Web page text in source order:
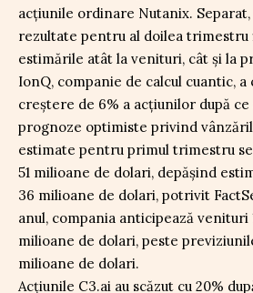
acțiunile ordinare Nutanix.
rezultate pentru al doilea trimestru
estimările atât la venituri, cât și la
IonQ, companie de calcul cuantic,
creștere de 6% a acțiunilor după
prognoze optimiste privind
estimate pentru primul trimestru
51 milioane de dolari, depășind
36 milioane de dolari, potrivit
anul, compania anticipează venituri
milioane de dolari, peste
milioane de dolari.
Acțiunile C3.ai au scăzut cu 20%